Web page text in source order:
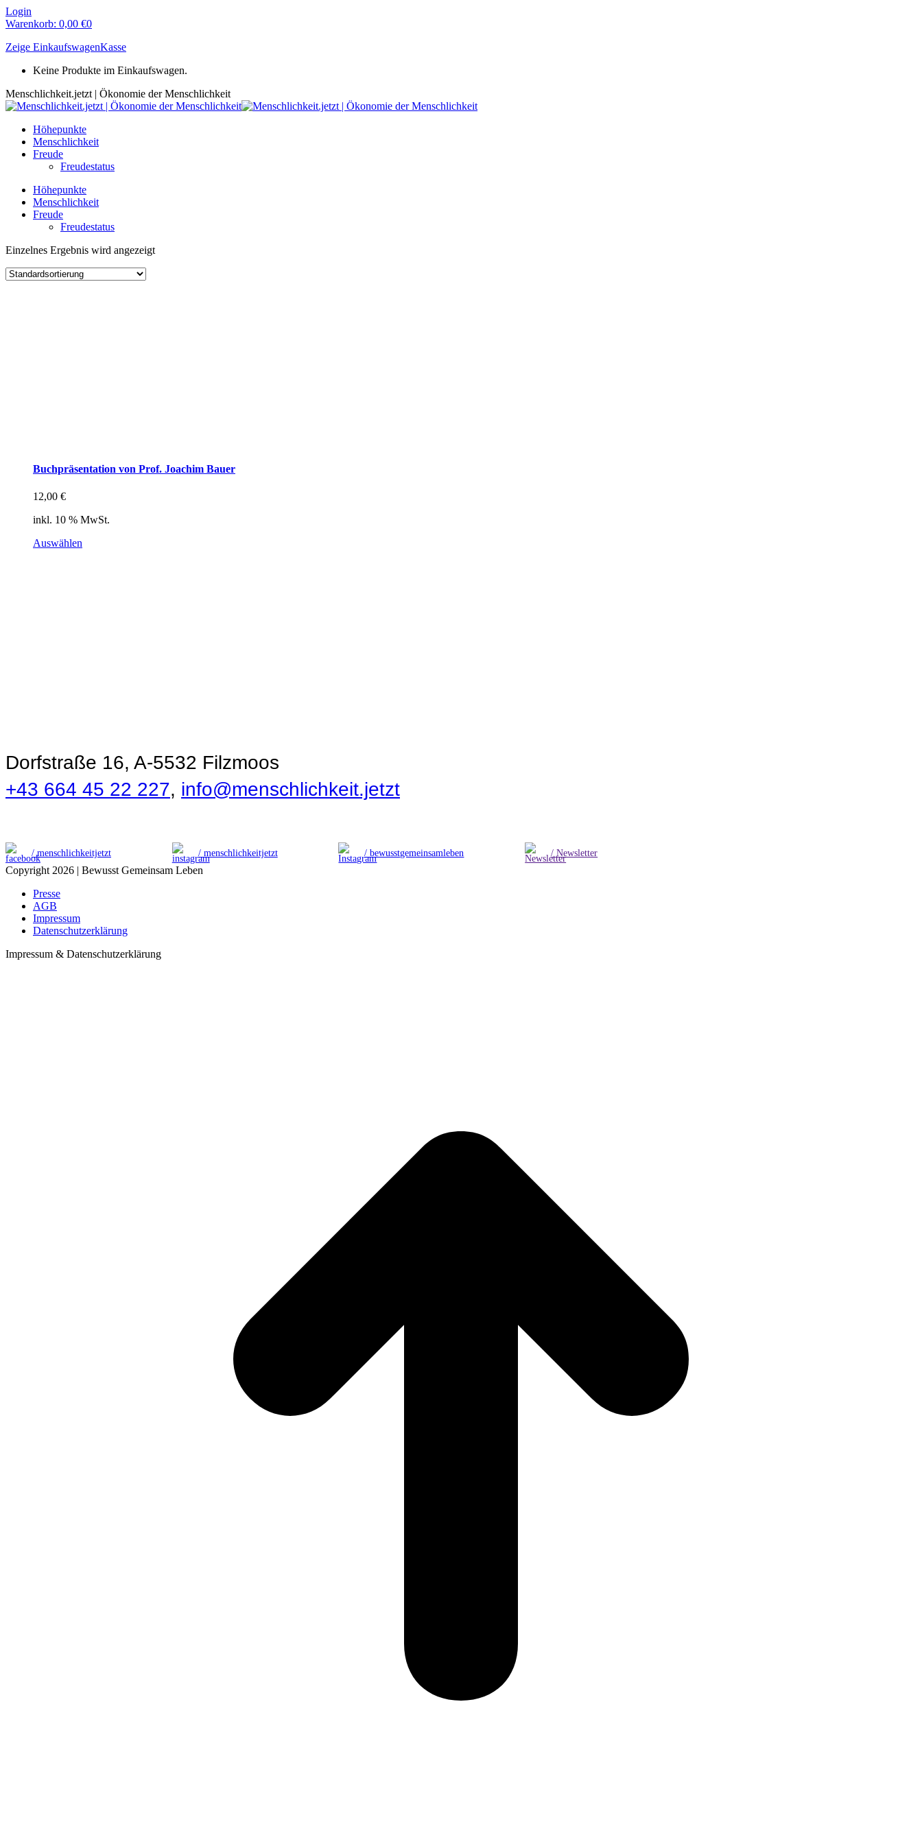
Zum
Inhalt
Login
Warenkorb: 0,00 €0
Zeige EinkaufswagenKasse
Keine Produkte im Einkaufswagen.
Menschlichkeit.jetzt | Ökonomie der Menschlichkeit
Höhepunkte
Menschlichkeit
Freude
Freudestatus
Höhepunkte
Menschlichkeit
Freude
Freudestatus
Einzelnes Ergebnis wird angezeigt
Buchpräsentation von Prof. Joachim Bauer
12,00 €
inkl. 10 % MwSt.
Auswählen
Dorfstraße 16, A-5532 Filzmoos
+43 664 45 22 227, info@menschlichkeit.jetzt
/ menschlichkeitjetzt / menschlichkeitjetzt / bewusstgemeinsamleben / Newsletter
Copyright 2026 | Bewusst Gemeinsam Leben
Presse
AGB
Impressum
Datenschutzerklärung
Impressum & Datenschutzerklärung